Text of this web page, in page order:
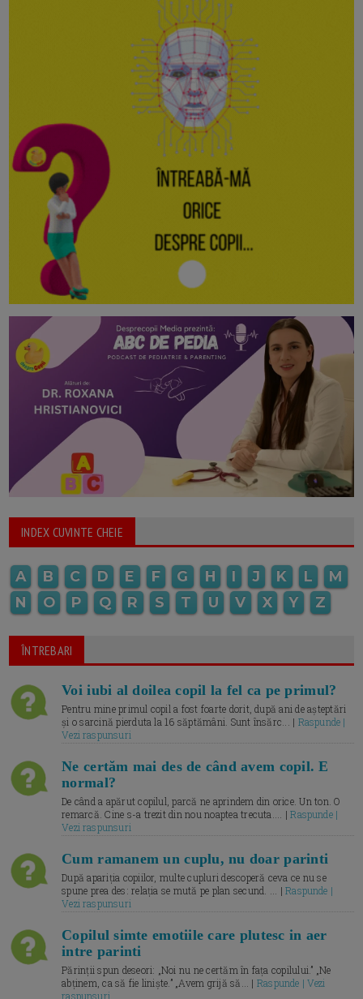
INDEX CUVINTE CHEIE
A B C D E F G H I J K L
M
N
O P Q R S T U V X Y Z
ÎNTREBARI
Voi iubi al doilea copil la fel ca pe primul?
Pentru mine primul copil a fost foarte dorit, după ani de așteptări
și o sarcină pierduta la 16 săptămâni. Sunt însărc... | Raspunde |
Vezi raspunsuri
Ne certăm mai des de când avem copil. E
normal?
De când a apărut copilul, parcă ne aprindem din orice. Un ton. O
remarcă. Cine s-a trezit din nou noaptea trecuta.... |Raspunde |
Vezi raspunsuri
Cum ramanem un cuplu, nu doar parinti
După apariția copiilor, multe cupluri descoperă ceva ce nu se
spune prea des: relația se mută pe plan secund. ... |Raspunde |
Vezi raspunsuri
Copilul simte emotiile care plutesc in aer
intre parinti
Părinții spun deseori: „Noi nu ne certăm în fața copilului.” „Ne
abținem, ca să fie liniște.” „Avem grijă să... | Raspunde | Vezi
raspunsuri